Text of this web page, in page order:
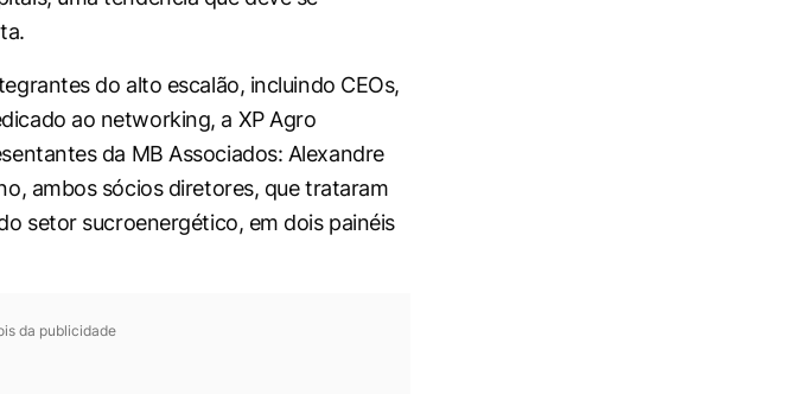
do alto escalão, incluindo CEOs,
ao networking, a XP Agro
da MB Associados: Alexandre
ambos sócios diretores, que trataram
setor sucroenergético, em dois painéis
da publicidade